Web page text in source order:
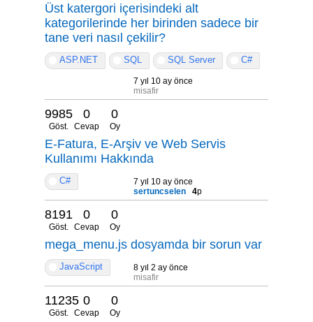
Üst katergori içerisindeki alt
kategorilerinde her birinden sadece bir
tane veri nasıl çekilir?
ASP.NET SQL SQL Server C#
7 yıl 10 ay önce
misafir
9985
Göst.
0
Cevap
0
Oy
E-Fatura, E-Arşiv ve Web Servis
Kullanımı Hakkında
C#
7 yıl 10 ay önce
sertuncselen
4p
8191
Göst.
0
Cevap
0
Oy
mega_menu.js dosyamda bir sorun var
JavaScript
8 yıl 2 ay önce
misafir
11235
Göst.
0
Cevap
0
Oy